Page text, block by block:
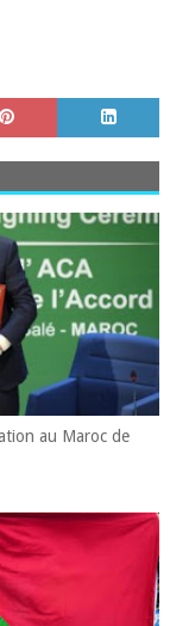
au Maroc de